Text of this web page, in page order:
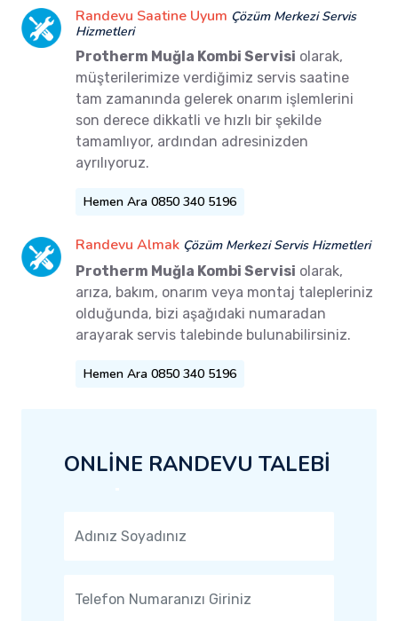
Randevu Saatine Uyum Çözüm Merkezi Servis
Hizmetleri
Protherm Muğla Kombi Servisi olarak,
müşterilerimize verdiğimiz servis saatine
tam zamanında gelerek onarım işlemlerini
son derece dikkatli ve hızlı bir şekilde
tamamlıyor, ardından adresinizden
ayrılıyoruz.
Hemen Ara 0850 340 5196
Randevu Almak Çözüm Merkezi Servis Hizmetleri
Protherm Muğla Kombi Servisi olarak,
arıza, bakım, onarım veya montaj talepleriniz
olduğunda, bizi aşağıdaki numaradan
arayarak servis talebinde bulunabilirsiniz.
Hemen Ara 0850 340 5196
ONLİNE RANDEVU TALEBİ